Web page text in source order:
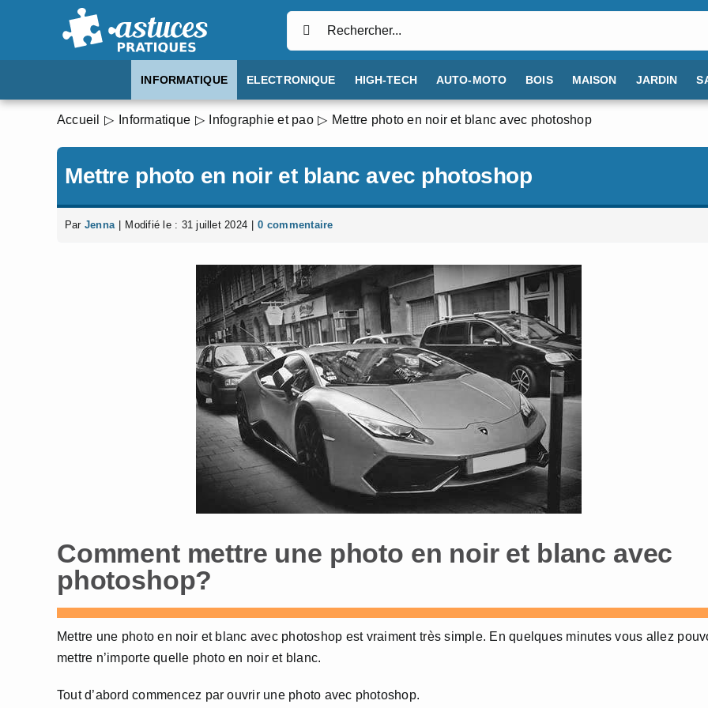
INFORMATIQUE ELECTRONIQUE HIGH-TECH AUTO-MOTO BOIS MAISON JARDIN
Accueil Informatique Infographie et pao Mettre photo en noir et blanc avec photoshop
Mettre photo en noir et blanc avec photoshop
Par Jenna Modifié le : 31 juillet 2024 0 commentaire
Comment mettre une photo en noir et blanc avec
photoshop?
Mettre une photo en noir et blanc avec photoshop est vraiment très simple. En quelques minutes vous allez
mettre n’importe quelle photo en noir et blanc.
Tout d’abord commencez par ouvrir une photo avec photoshop.